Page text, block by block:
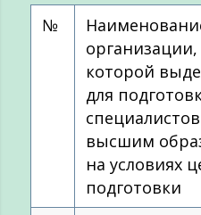
№
организации,
которой
для
высшим
на условиях
подготовки